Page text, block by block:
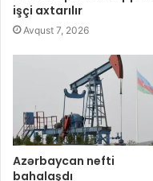
işçi axtarılır
Avqust 7, 2026
Azərbaycan nefti
bahalaşdı